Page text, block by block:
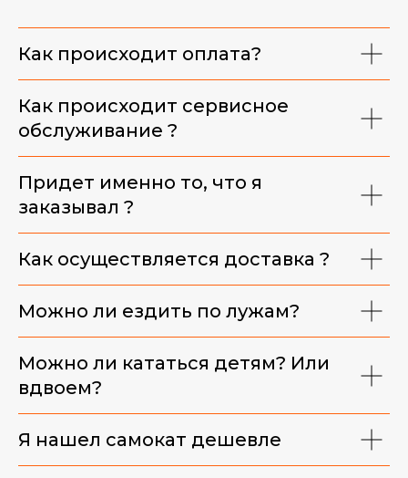
Как происходит оплата?
Как происходит сервисное
обслуживание ?
Придет именно то, что я
заказывал ?
Как осуществляется доставка ?
Можно ли ездить по лужам?
Можно ли кататься детям? Или
вдвоем?
Я нашел самокат дешевле